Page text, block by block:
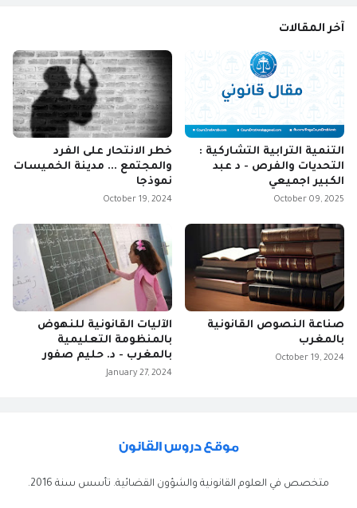
آخر المقالات
التنمية الترابية التشاركية :
التحديات والفرص - د عبد
الكبير اجميعي
October 09, 2025
خطر الانتحار على الفرد
والمجتمع ... مدينة الخميسات
نموذجا
October 19, 2024
صناعة النصوص القانونية
بالمغرب
October 19, 2024
الآليات القانونية للنهوض
بالمنظومة التعليمية
بالمغرب - د. حليم صفور
January 27, 2024
متخصص في العلوم القانونية والشؤون القضائية. تأسس سنة 2016.